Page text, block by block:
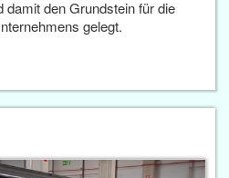
damit den Grundstein für die
gelegt.